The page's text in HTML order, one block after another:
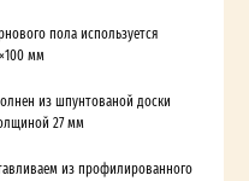
пола используется
мм
из шпунтованой доски
27 мм
из профилированного